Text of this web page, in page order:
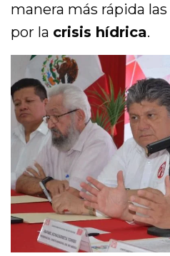
manera más rápida
por la crisis hídrica.